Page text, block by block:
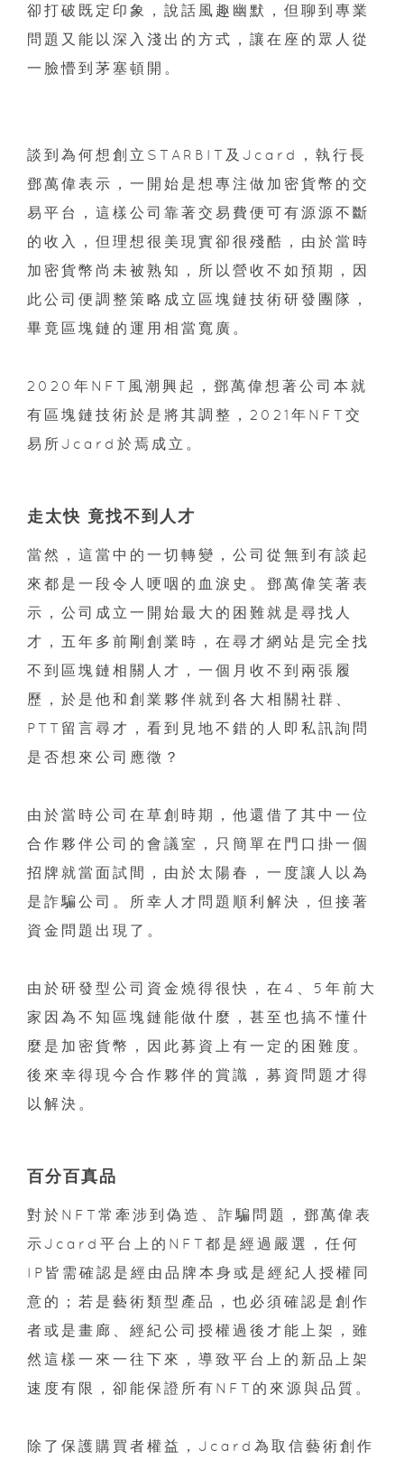
卻打破既定印象，說話風趣幽默，但聊到專業
問題又能以深入淺出的方式，讓在座的眾人從
一臉懵到茅塞頓開。
談到為何想創立STARBIT及Jcard，執行長
鄧萬偉表示，一開始是想專注做加密貨幣的交
易平台，這樣公司靠著交易費便可有源源不斷
的收入，但理想很美現實卻很殘酷，由於當時
加密貨幣尚未被熟知，所以營收不如預期，因
此公司便調整策略成立區塊鏈技術研發團隊，
畢竟區塊鏈的運用相當寬廣。
2020年NFT風潮興起，鄧萬偉想著公司本就
有區塊鏈技術於是將其調整，2021年NFT交
易所Jcard於焉成立。
走太快 竟找不到人才
當然，這當中的一切轉變，公司從無到有談起
來都是一段令人哽咽的血淚史。鄧萬偉笑著表
示，公司成立一開始最大的困難就是尋找人
才，五年多前剛創業時，在尋才網站是完全找
不到區塊鏈相關人才，一個月收不到兩張履
歷，於是他和創業夥伴就到各大相關社群、
PTT留言尋才，看到見地不錯的人即私訊詢問
是否想來公司應徵？
由於當時公司在草創時期，他還借了其中一位
合作夥伴公司的會議室，只簡單在門口掛一個
招牌就當面試間，由於太陽春，一度讓人以為
是詐騙公司。所幸人才問題順利解決，但接著
資金問題出現了。
由於研發型公司資金燒得很快，在4、5年前大
家因為不知區塊鏈能做什麼，甚至也搞不懂什
麼是加密貨幣，因此募資上有一定的困難度。
後來幸得現今合作夥伴的賞識，募資問題才得
以解決。
百分百真品
對於NFT常牽涉到偽造、詐騙問題，鄧萬偉表
示Jcard平台上的NFT都是經過嚴選，任何
IP皆需確認是經由品牌本身或是經紀人授權同
意的；若是藝術類型產品，也必須確認是創作
者或是畫廊、經紀公司授權過後才能上架，雖
然這樣一來一往下來，導致平台上的新品上架
速度有限，卻能保證所有NFT的來源與品質。
除了保護購買者權益，Jcard為取信藝術創作